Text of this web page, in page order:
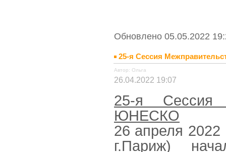
Обновлено 05.05.2022
25-я Сессия
Автор: Ольга
26.04.2022 19:07
25-я Сессия
ЮНЕСКО
26 апреля
г.Париж)